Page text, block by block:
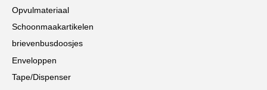
Opvulmateriaal
Schoonmaakartikelen
brievenbusdoosjes
Enveloppen
Tape/Dispenser